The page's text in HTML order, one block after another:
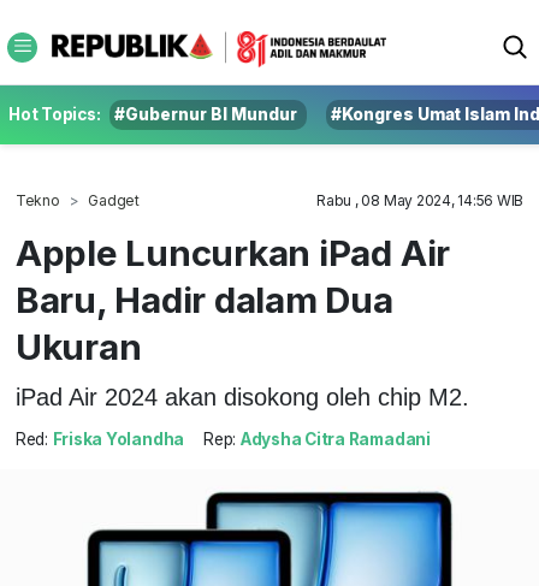
Hot Topics: #Gubernur BI Mundur #Kongres Umat Islam
Tekno Gadget Rabu , 08 May 2024, 14:56 WIB
Apple Luncurkan iPad Air
Baru, Hadir dalam Dua
Ukuran
iPad Air 2024 akan disokong oleh chip M2.
Red: Friska Yolandha Rep: Adysha Citra Ramadani